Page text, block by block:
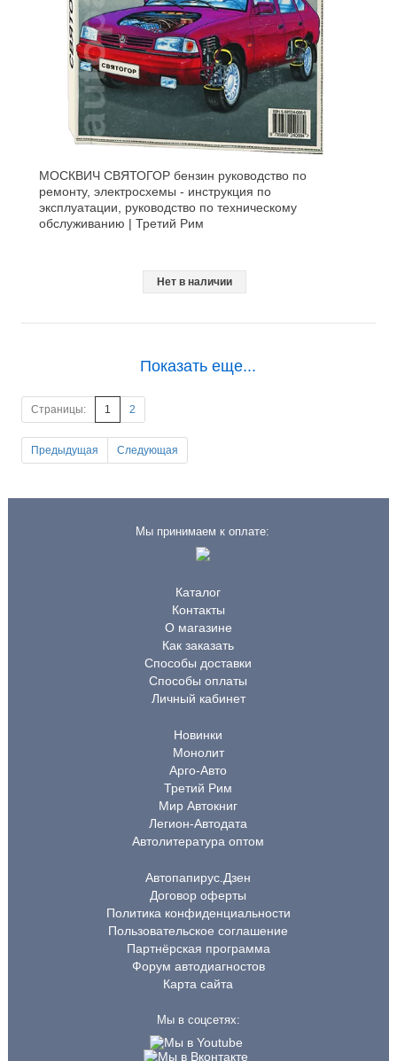
МОСКВИЧ СВЯТОГОР бензин руководство по
ремонту, электросхемы - инструкция по
эксплуатации, руководство по техническому
обслуживанию | Третий Рим
Нет в наличии
Показать еще...
Страницы: 1 2
Предыдущая Следующая
Мы принимаем к оплате:
Каталог
Контакты
О магазине
Как заказать
Способы доставки
Способы оплаты
Личный кабинет
Новинки
Монолит
Арго-Авто
Третий Рим
Мир Автокниг
Легион-Автодата
Автолитература оптом
Автопапирус.Дзен
Договор оферты
Политика конфиденциальности
Пользовательское соглашение
Партнёрская программа
Форум автодиагностов
Карта сайта
Мы в соцсетях: